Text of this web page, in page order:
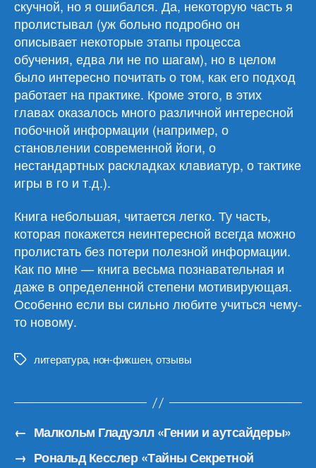
скучной, но я ошибался. Да, некоторую часть я
пролистывал (уж больно подробно он
описывает некоторые этапы процесса
обучения, едва ли не по шагам), но в целом
было интересно почитать о том, как его подход
работает на практике. Кроме этого, в этих
главах оказалось много различной интересной
побочной информации (например, о
становлении современной йоги, о
нестандартных раскладках клавиатур, о тактике
игры в го и т.д.).
Книга небольшая, читается легко. Ту часть,
которая покажется неинтересной всегда можно
пролистать без потери полезной информации.
Как по мне — книга весьма познавательная и
даже в определенной степени мотивирующая.
Особенно если вы сильно любите учиться чему-
то новому.
Меткилитература, нон-фикшен, отзывы
← Малкольм Гладуэлл «Гении и аутсайдеры»
→ Рональд Кесслер «Тайны Секретной